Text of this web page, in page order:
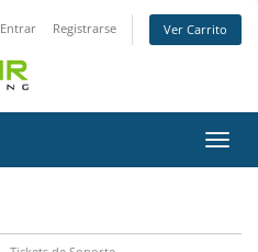
Entrar Registrarse Ver Carrito